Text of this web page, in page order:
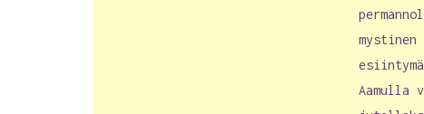
Aamulla